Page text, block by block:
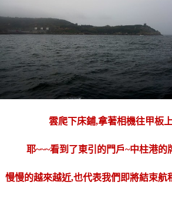
雲爬下床鋪,拿著相機往甲板
耶~~~看到了東引的門戶~中柱港的
慢慢的越來越近,也代表我們即將結束航